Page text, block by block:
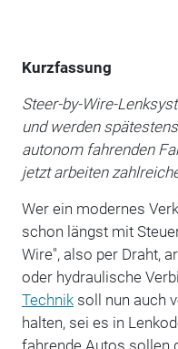
Kurzfassung
Steer-by-Wire-
und werden
autonom fahrenden
jetzt arbeiten
Wer ein modernes
schon längst mit
Wire", also per Draht,
oder hydraulische
Techniksoll nun auch
halten, sei es in
fahrende Autos sollen